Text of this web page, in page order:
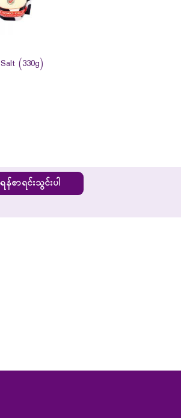
(330g)
န်စာရင်းသွင်းပါ